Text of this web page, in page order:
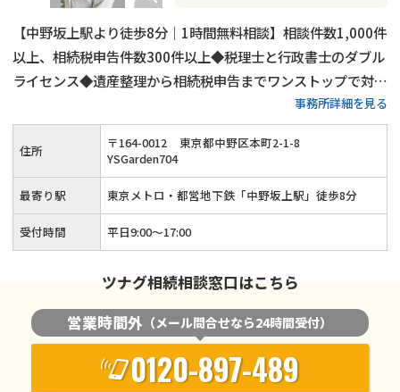
【中野坂上駅より徒歩8分｜1時間無料相談】相談件数1,000件
以上、相続税申告件数300件以上◆税理士と行政書士のダブル
ライセンス◆遺産整理から相続税申告までワンストップで対応
可能◆20年以上の実務経験がある女性税理士が、お客様の気
持ちに寄り添って親切・丁寧に相続手続きを行います。
事務所詳細を見る
住所 〒164-0012
東京都中野区本町2-1-8
YSGarden704
最寄り駅 東京メトロ・都営地下鉄「中野坂上駅」徒歩8分
受付時間 平日9:00〜17:00
ツナグ相続相談窓口はこちら
営業時間外 （メール問合せなら24時間受付）
0120-897-489